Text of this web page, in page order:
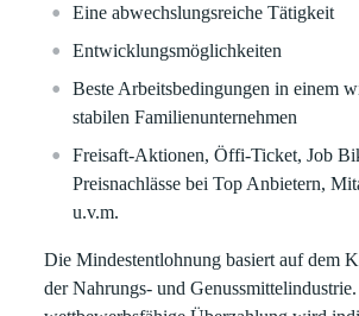
Eine abwechslungsreiche Tätigkeit
Entwicklungsmöglichkeiten
Beste Arbeitsbedingungen in einem
stabilen Familienunternehmen
Freisaft-Aktionen, Öffi-Ticket, Job
Preisnachlässe bei Top Anbietern,
u.v.m.
Die Mindestentlohnung basiert auf dem
der Nahrungs- und